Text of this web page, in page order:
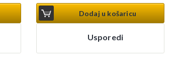
Dodaj u košaricu
Usporedi